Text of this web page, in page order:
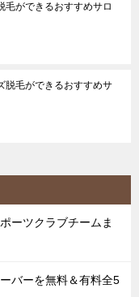
毛ができるおすすめサロ
脱毛ができるおすすめサ
ーツクラブチームま
バーを無料＆有料全5